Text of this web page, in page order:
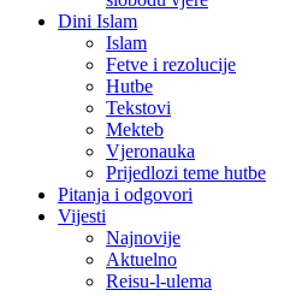
Dini Islam
Islam
Fetve i rezolucije
Hutbe
Tekstovi
Mekteb
Vjeronauka
Prijedlozi teme hutbe
Pitanja i odgovori
Vijesti
Najnovije
Aktuelno
Reisu-l-ulema